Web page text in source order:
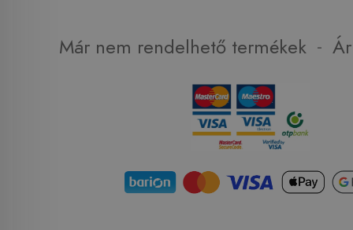
Már nem rendelhető termékek -